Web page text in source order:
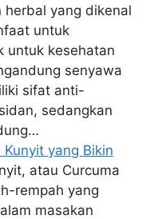
herbal yang dikenal
untuk
untuk kesehatan
senyawa
sifat anti-
sedangkan
yang Bikin
atau Curcuma
rempah yang
masakan